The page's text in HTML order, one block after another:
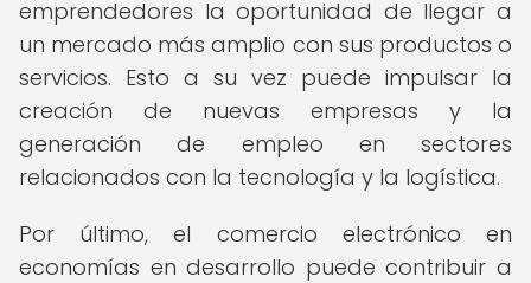
emprendedores la oportunidad de llegar a
un mercado más amplio con sus productos o
servicios. Esto a su vez puede impulsar la
creación de nuevas empresas y la
generación de empleo en sectores
relacionados con la tecnología y la logística.
Por último, el comercio electrónico en
economías en desarrollo puede contribuir a